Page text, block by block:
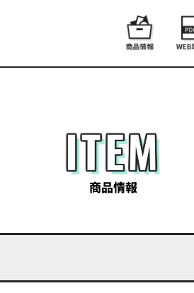
ITEM
商品情報